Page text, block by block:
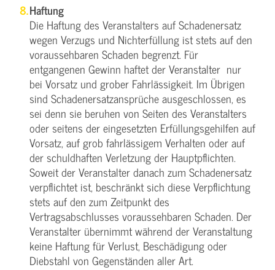
Haftung
Die Haftung des Veranstalters auf Schadenersatz
wegen Verzugs und Nichterfüllung ist stets auf den
voraussehbaren Schaden begrenzt. Für
entgangenen Gewinn haftet der Veranstalter nur
bei Vorsatz und grober Fahrlässigkeit. Im Übrigen
sind Schadenersatzansprüche ausgeschlossen, es
sei denn sie beruhen von Seiten des Veranstalters
oder seitens der eingesetzten Erfüllungsgehilfen auf
Vorsatz, auf grob fahrlässigem Verhalten oder auf
der schuldhaften Verletzung der Hauptpflichten.
Soweit der Veranstalter danach zum Schadenersatz
verpflichtet ist, beschränkt sich diese Verpflichtung
stets auf den zum Zeitpunkt des
Vertragsabschlusses voraussehbaren Schaden. Der
Veranstalter übernimmt während der Veranstaltung
keine Haftung für Verlust, Beschädigung oder
Diebstahl von Gegenständen aller Art.